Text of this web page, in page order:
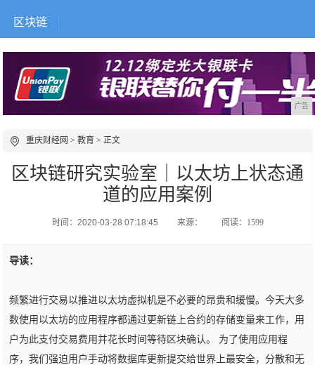
区块链
广告
重庆财经网 >教育 > 正文
区块链研究实验室｜以太坊上状态通
道的应用案例
时间：2020-03-28 07:18:45 来源： 阅读：1599
导读：
频繁进行交易以推进以太坊虚拟机是不必要的昂贵和缓慢。今天大多
数使用以太坊的应用程序都通过更新链上合约的存储变量来工作，用
户为此支付交易费用并花长时间等待区块确认。 为了使用应用程
序，我们强迫用户手动将数据库更新提交给世界上最安全，分散和无